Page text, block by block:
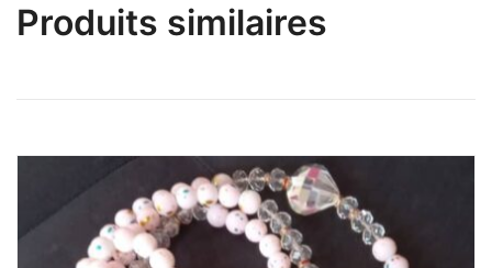
Produits similaires